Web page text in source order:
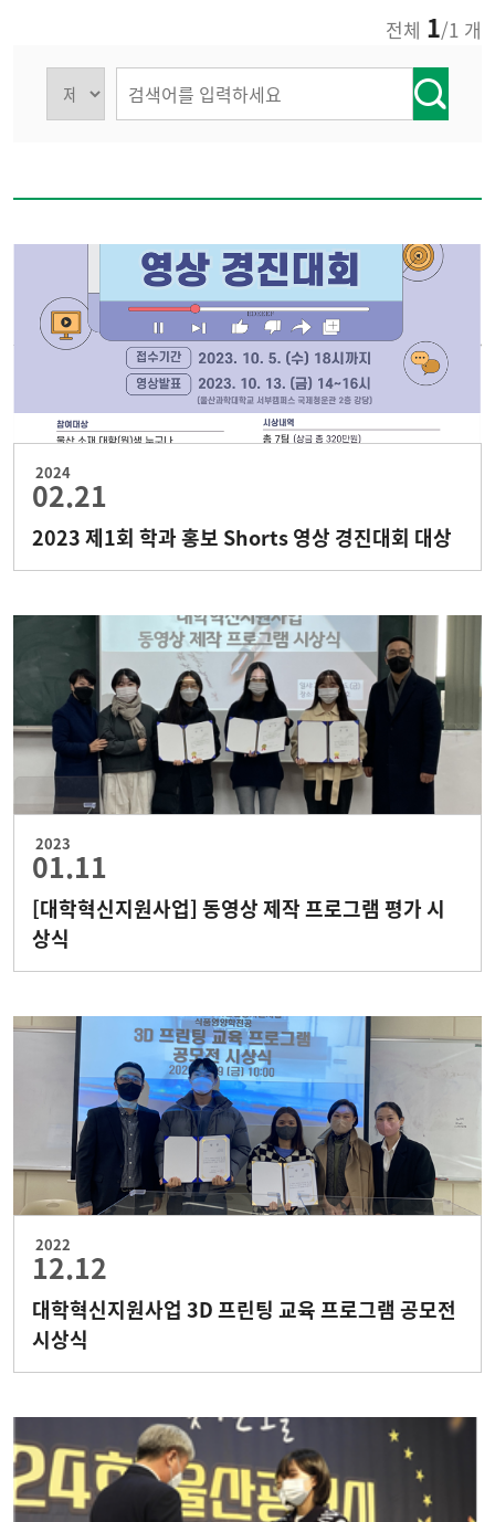
전체 1/1 개
2024
02.21
2023 제1회 학과 홍보 Shorts 영상 경진대회 대상
2023
01.11
[대학혁신지원사업] 동영상 제작 프로그램 평가 시
상식
2022
12.12
대학혁신지원사업 3D 프린팅 교육 프로그램 공모전
시상식